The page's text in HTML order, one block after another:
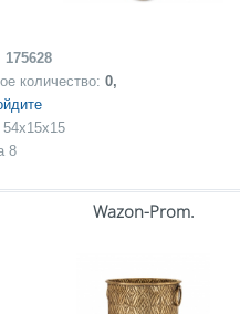
175628
количество:0,
8
Wazon-Prom.